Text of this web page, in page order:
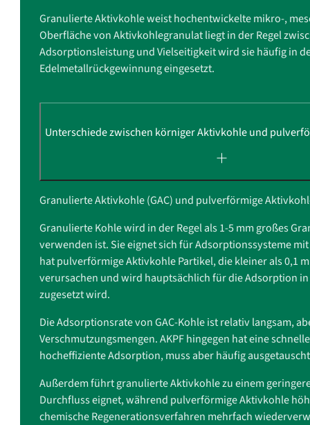
Granulierte Aktivkohle weist hochentwickelte mikro-,
Oberfläche von Aktivkohlegranulat liegt in der Regel
Adsorptionsleistung und Vielseitigkeit wird sie häufig in
Edelmetallrückgewinnung eingesetzt.
Unterschiede zwischen körniger Aktivkohle und
Granulierte Aktivkohle (GAC) und pulverförmige
Granulierte Kohle wird in der Regel als 1-5 mm großes
verwenden ist. Sie eignet sich für Adsorptionssysteme
hat pulverförmige Aktivkohle Partikel, die kleiner als 0,1
verursachen und wird hauptsächlich für die Adsorption
zugesetzt wird.
Die Adsorptionsrate von GAC-Kohle ist relativ langsam,
Verschmutzungsmengen. AKPF hingegen hat eine
hocheffiziente Adsorption, muss aber häufig
Außerdem führt granulierte Aktivkohle zu einem
Durchfluss eignet, während pulverförmige Aktivkohle
chemische Regenerationsverfahren mehrfach